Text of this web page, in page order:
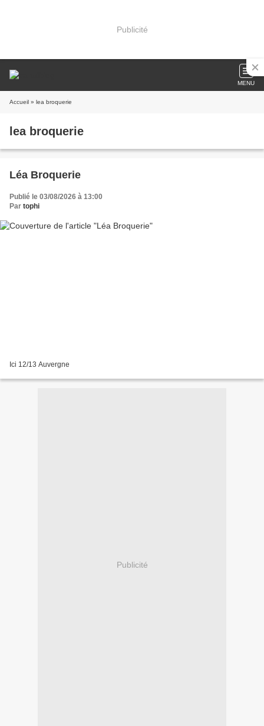
Publicité
MENU
Accueil » lea broquerie
lea broquerie
Léa Broquerie
Publié le 03/08/2026 à 13:00
Par tophi
Ici 12/13 Auvergne
Publicité